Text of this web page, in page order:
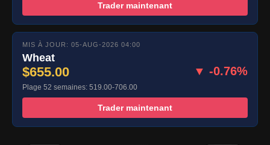
Trader maintenant
MIS À JOUR: 05-AUG-2026 04:00
Wheat
$655.00 ▼ -0.76%
Plage 52 semaines: 519.00-706.00
Trader maintenant